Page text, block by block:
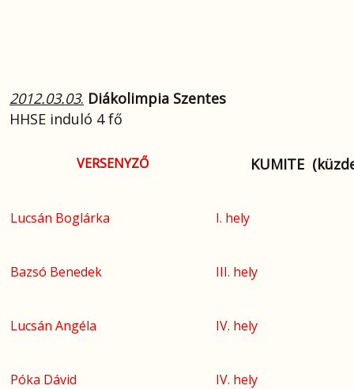
2012.03.03. Diákolimpia Szentes
HHSE induló 4 fő
VERSENYZŐ KUMITE
Lucsán Boglárka I. hely
Bazsó Benedek III. hely
Lucsán Angéla IV. hely
Póka Dávid IV. hely